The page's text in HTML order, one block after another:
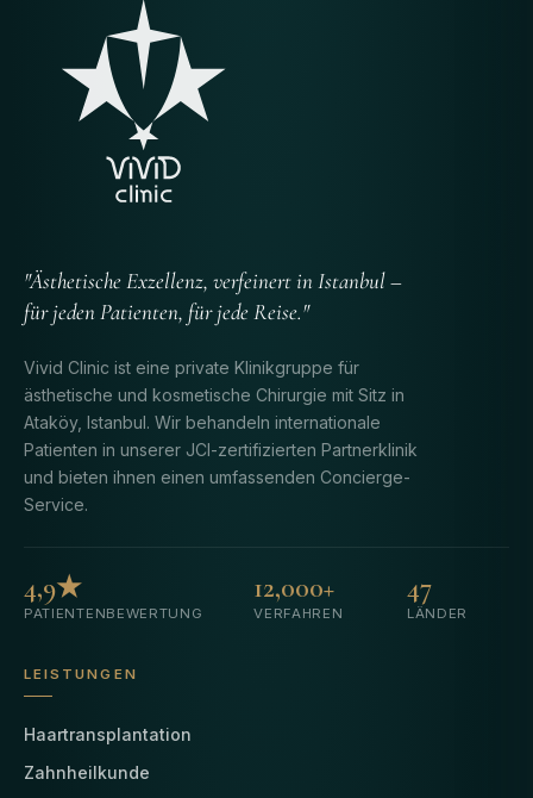
"Ästhetische Exzellenz, verfeinert in Istanbul –
für jeden Patienten, für jede Reise."
Vivid Clinic ist eine private Klinikgruppe für
ästhetische und kosmetische Chirurgie mit Sitz in
Ataköy, Istanbul. Wir behandeln internationale
Patienten in unserer JCI-zertifizierten Partnerklinik
und bieten ihnen einen umfassenden Concierge-
Service.
4,9★
PATIENTENBEWERTUNG
12,000+
VERFAHREN
47
LÄNDER
LEISTUNGEN
Haartransplantation
Zahnheilkunde